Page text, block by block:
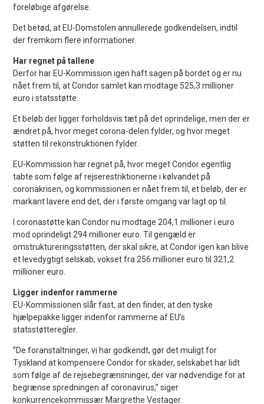
foreløbige afgørelse.
Det betød, at EU-Domstolen annullerede godkendelsen, indtil
der fremkom flere informationer.
Har regnet på tallene
Derfor har EU-Kommission igen haft sagen på bordet og er nu
nået frem til, at Condor samlet kan modtage 525,3 millioner
euro i statsstøtte.
Et beløb der ligger forholdsvis tæt på det oprindelige, men der er
ændret på, hvor meget corona-delen fylder, og hvor meget
støtten til rekonstruktionen fylder.
EU-Kommission har regnet på, hvor meget Condor egentlig
tabte som følge af rejserestriktionerne i kølvandet på
coronakrisen, og kommissionen er nået frem til, et beløb, der er
markant lavere end det, der i første omgang var lagt op til.
I coronastøtte kan Condor nu modtage 204,1 millioner i euro
mod oprindeligt 294 millioner euro. Til gengæld er
omstruktureringsstøtten, der skal sikre, at Condor igen kan blive
et levedygtigt selskab, vokset fra 256 millioner euro til 321,2
millioner euro.
Ligger indenfor rammerne
EU-Kommissionen slår fast, at den finder, at den tyske
hjælpepakke ligger indenfor rammerne af EU’s
statsstøtteregler.
”De foranstaltninger, vi har godkendt, gør det muligt for
Tyskland at kompensere Condor for skader, selskabet har lidt
som følge af de rejsebegrænsninger, der var nødvendige for at
begrænse spredningen af ​​coronavirus,” siger
konkurrencekommissær Margrethe Vestager.